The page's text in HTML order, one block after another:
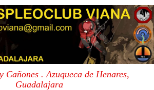
Cañones . Azuqueca de Henares,
Guadalajara